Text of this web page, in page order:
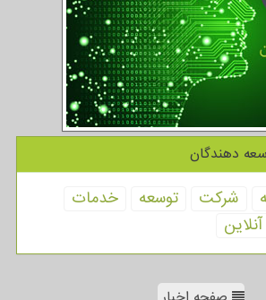
دهندگان
شركت توسعه
خدمات
آنلاین